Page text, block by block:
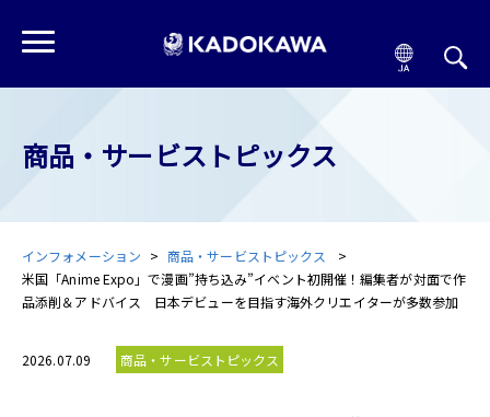
商品・サービストピックス
インフォメーション
商品・サービストピックス
米国「Anime Expo」で漫画”持ち込み”イベント初開催！編集者が対面で作
品添削＆アドバイス 日本デビューを目指す海外クリエイターが多数参加
2026.07.09 商品・サービストピックス